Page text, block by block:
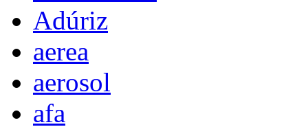
Adúriz
aerea
aerosol
afa